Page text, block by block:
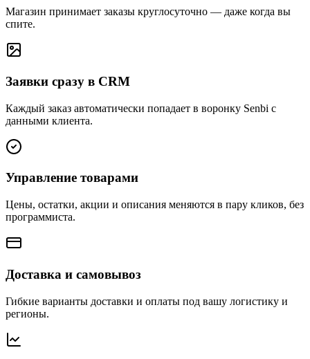
Магазин принимает заказы круглосуточно — даже когда вы
спите.
Заявки сразу в CRM
Каждый заказ автоматически попадает в воронку Senbi с
данными клиента.
Управление товарами
Цены, остатки, акции и описания меняются в пару кликов, без
программиста.
Доставка и самовывоз
Гибкие варианты доставки и оплаты под вашу логистику и
регионы.